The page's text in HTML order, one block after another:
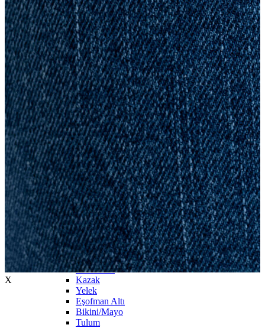
Mont
Kaban
Trenchcoat
Kadın
Kadın
Öne Çıkanlar
Öne Çıkanlar
Yaz Ürünleri
İndirimdekiler
Giyim
Giyim
Jean Pantolon
Pantolon
Gömlek
T-shirt
Polo T-shirt
Bluz
Etek
Elbise
Şort
Kapri
Atlet
Top
Sweatshirt
Kazak
Yelek
Eşofman Altı
Bikini/Mayo
Tulum
X